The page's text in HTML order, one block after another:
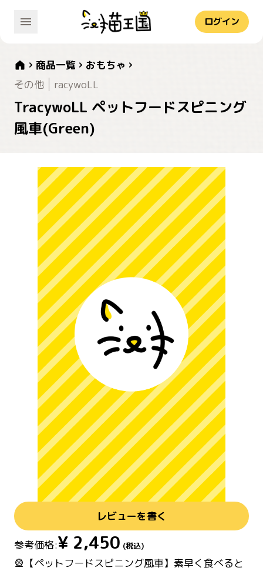
ログイン
商品一覧
おもちゃ
その他
racywoLL
TracywoLL ペットフードスピニング
風車(Green)
レビューを書く
参考価格:¥ 2,450 (税込)
🎡【ペットフードスピニング風車】素早く食べると